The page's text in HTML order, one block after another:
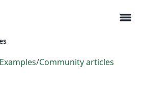
menu
Examples/Community articles